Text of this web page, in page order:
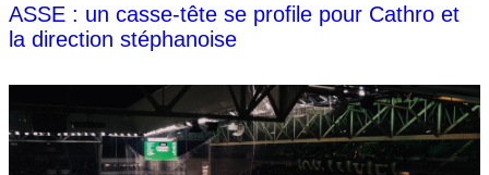
ASSE : un casse-tête se profile pour Cathro et
la direction stéphanoise